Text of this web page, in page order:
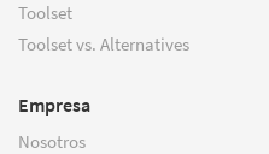
Toolset
Toolset vs. Alternatives
Empresa
Nosotros